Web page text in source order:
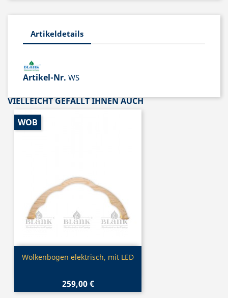
Artikeldetails
Artikel-Nr. WS
VIELLEICHT GEFÄLLT IHNEN AUCH
Vorschau
Wolkenbogen elektrisch, mit LED
259,00 €
WOB